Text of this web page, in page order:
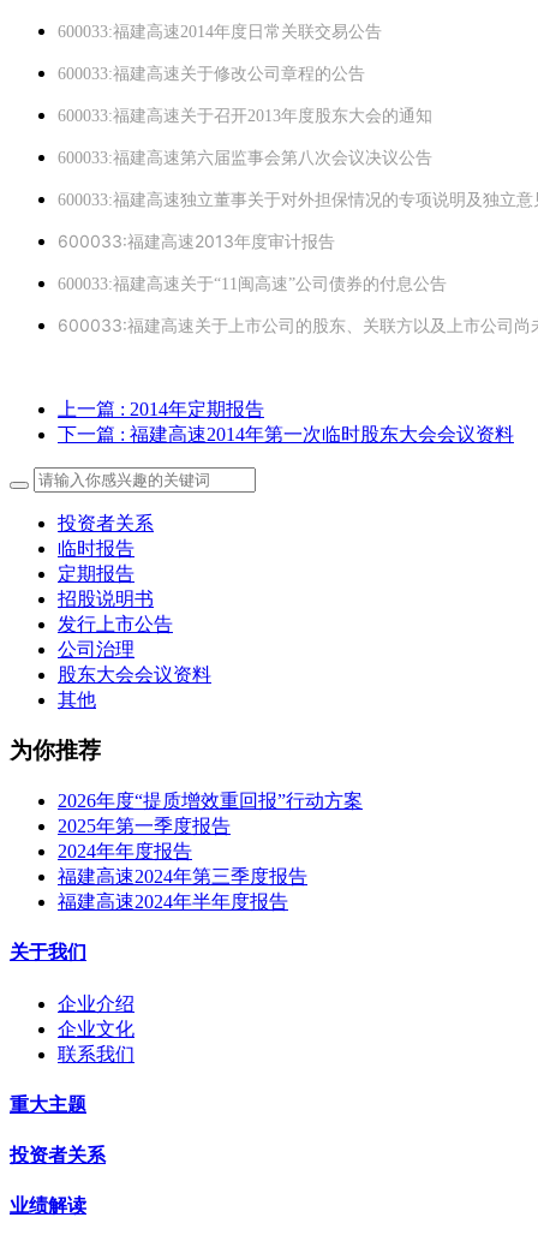
600033:福建高速2014年度日常关联交易公告
600033:福建高速关于修改公司章程的公告
600033:福建高速关于召开2013年度股东大会的通知
600033:福建高速第六届监事会第八次会议决议公告
600033:福建高速独立董事关于对外担保情况的专项说明及独立意
600033:福建高速2013年度审计报告
600033:福建高速关于“11闽高速”公司债券的付息公告
600033:福建高速关于上市公司的股东、关联方以及上市公司尚
上一篇 : 2014年定期报告
下一篇 : 福建高速2014年第一次临时股东大会会议资料
投资者关系
临时报告
定期报告
招股说明书
发行上市公告
公司治理
股东大会会议资料
其他
为你推荐
2026年度“提质增效重回报”行动方案
2025年第一季度报告
2024年年度报告
福建高速2024年第三季度报告
福建高速2024年半年度报告
关于我们
企业介绍
企业文化
联系我们
重大主题
投资者关系
业绩解读